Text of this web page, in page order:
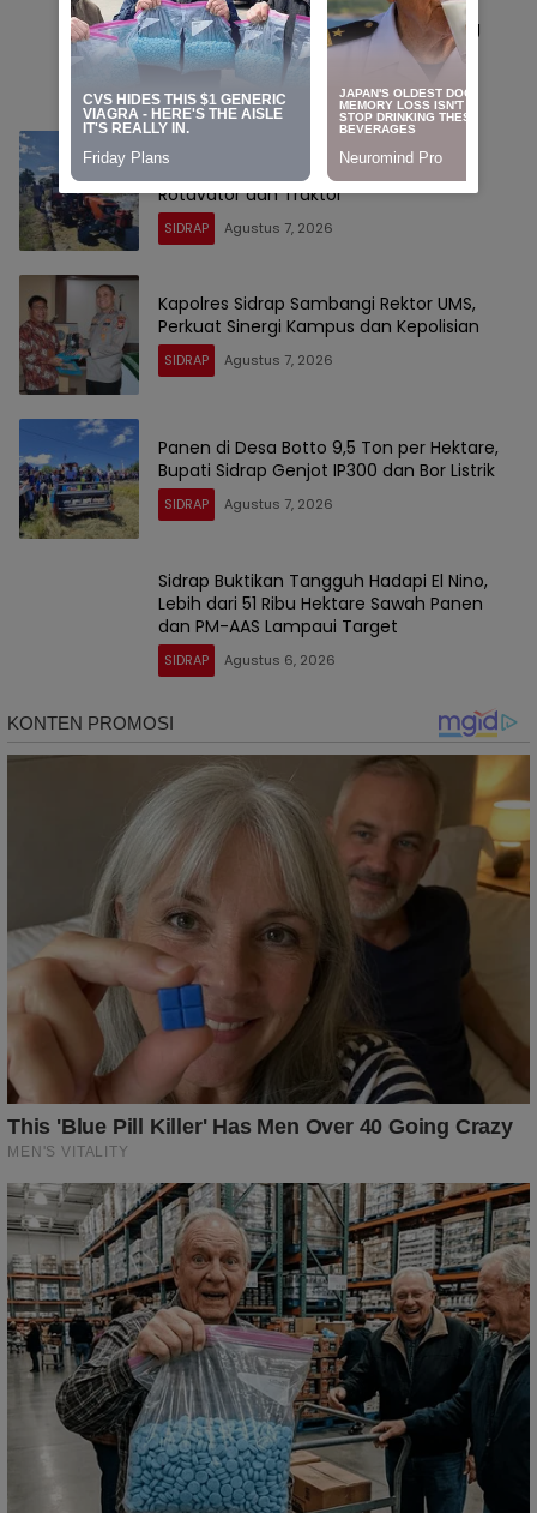
Wandik: Datang sebagai Tamu, Pulang
sebagai Saudara
Bupati Sidrap Pacu IP300 di Botto, 10
Hektare Sawah Mulai Digarap dengan
Rotavator dan Traktor
SIDRAP Agustus 7, 2026
Kapolres Sidrap Sambangi Rektor UMS,
Perkuat Sinergi Kampus dan Kepolisian
SIDRAP Agustus 7, 2026
Panen di Desa Botto 9,5 Ton per Hektare,
Bupati Sidrap Genjot IP300 dan Bor Listrik
SIDRAP Agustus 7, 2026
Sidrap Buktikan Tangguh Hadapi El Nino,
Lebih dari 51 Ribu Hektare Sawah Panen
dan PM-AAS Lampaui Target
SIDRAP Agustus 6, 2026